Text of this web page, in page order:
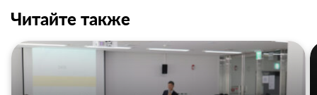
Читайте также